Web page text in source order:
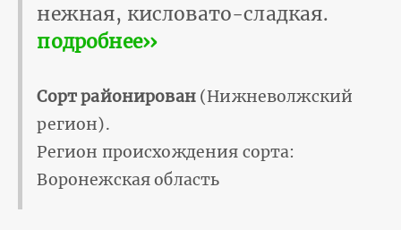
нежная, кисловато-сладкая.
подробнее››
Сорт районирован(Нижневолжский
регион).
Регион происхождения сорта:
Воронежская область